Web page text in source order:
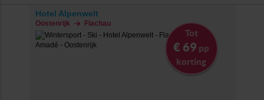
Hotel Alpenwelt
Oostenrijk Flachau
Tot
€ 69 pp
korting